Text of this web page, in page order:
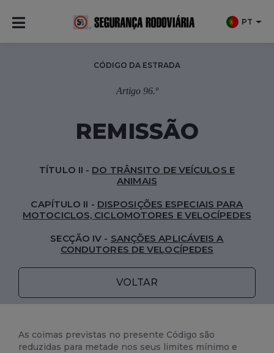
PT
CÓDIGO DA ESTRADA
Artigo 96.º
REMISSÃO
SECÇÃO IV - SANÇÕES APLICÁVEIS A
CONDUTORES DE VELOCÍPEDES
CAPÍTULO II - DISPOSIÇÕES ESPECIAIS PARA
MOTOCICLOS, CICLOMOTORES E VELOCÍPEDES
TÍTULO II - DO TRÂNSITO DE VEÍCULOS E
ANIMAIS
VOLTAR
As coimas previstas no presente Código são
reduzidas para metade nos seus limites mínimo e